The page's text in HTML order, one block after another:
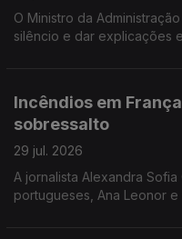
O Ministro da
silêncio e dar explicações
Incêndios em
sobressalto
29 jul. 2026
A jornalista Alexandra
portugueses, Ana Leonor